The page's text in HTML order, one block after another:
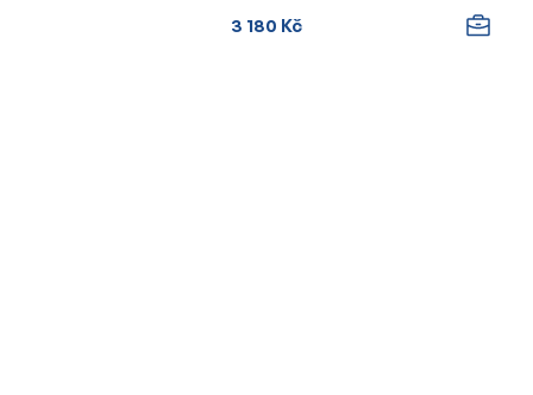
3 180 Kč